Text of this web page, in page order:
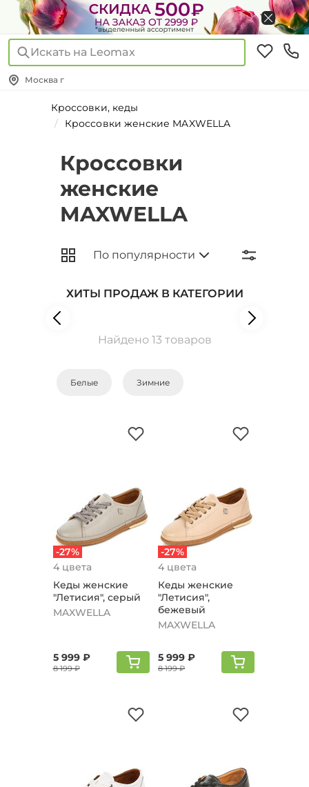
Искать на Leomax
Москва г
Кроссовки, кеды
Кроссовки женские MAXWELLA
Кроссовки
женские
MAXWELLA
ХИТЫ ПРОДАЖ В КАТЕГОРИИ
Найдено 13 товаров
Белые Зимние
-27%
4 цвета
Кеды женские
"Летисия", серый
MAXWELLA
5 999 ₽
8 199 ₽
-27%
4 цвета
Кеды женские
"Летисия",
бежевый
MAXWELLA
5 999 ₽
8 199 ₽